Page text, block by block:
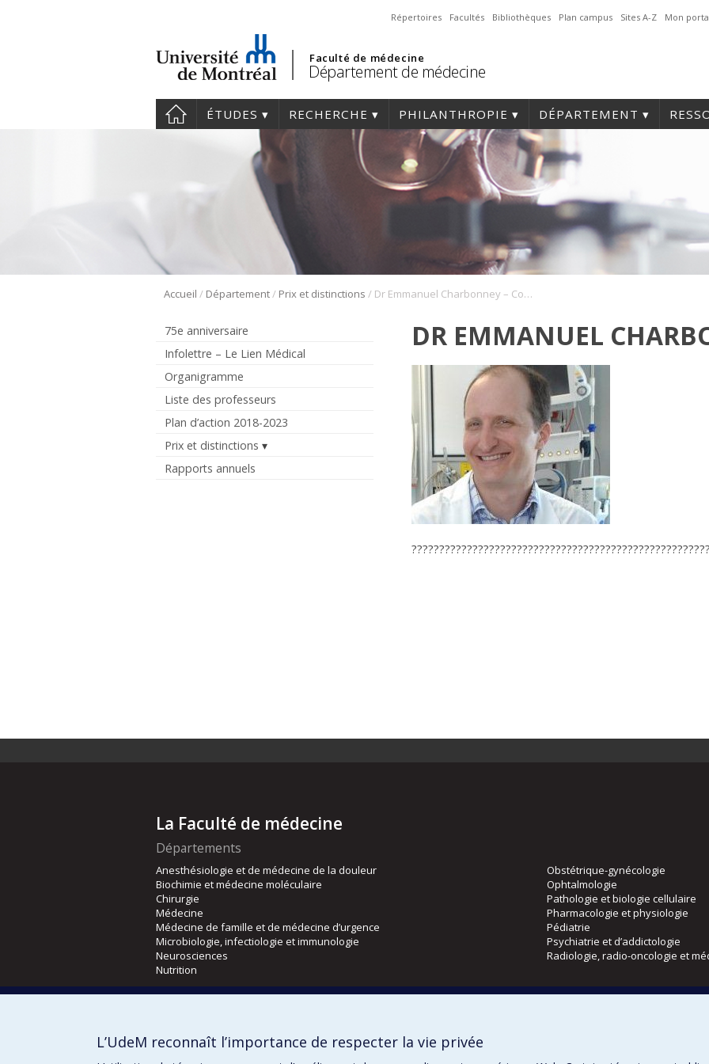
Répertoires Facultés Bibliothèques Plan campus Sites A-Z Mon
Faculté de médecine
Département de médecine
ÉTUDES RECHERCHE PHILANTHROPIE DÉPARTEMENT
Accueil / Département/ Prix et distinctions / Dr Emmanuel Charbonney – Copie
75e anniversaire
Infolettre – Le Lien Médical
Organigramme
Liste des professeurs
Plan d’action 2018-2023
Prix et distinctions
Rapports annuels
DR EMMANUEL
La Faculté de médecine
Départements
Anesthésiologie et de médecine de la douleur
Biochimie et médecine moléculaire
Chirurgie
Médecine
Médecine de famille et de médecine d’urgence
Microbiologie, infectiologie et immunologie
Neurosciences
Nutrition
Obstétrique-gynécologie
Ophtalmologie
Pathologie et biologie cellulaire
Pharmacologie et physiologie
Pédiatrie
Psychiatrie et d’addictologie
Radiologie, radio-oncologie et
Orthophonie et audiologie
L’UdeM reconnaît l’importance de respecter la vie privée